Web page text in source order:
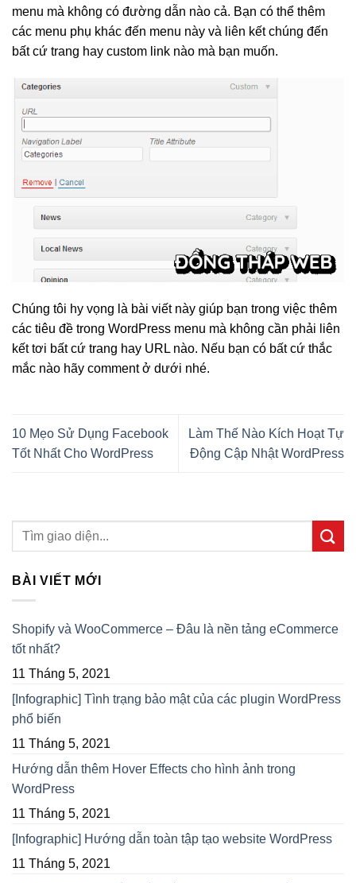
menu mà không có đường dẫn nào cả. Bạn có thể thêm
các menu phụ khác đến menu này và liên kết chúng đến
bất cứ trang hay custom link nào mà bạn muốn.
Chúng tôi hy vọng là bài viết này giúp bạn trong việc thêm
các tiêu đề trong WordPress menu mà không cần phải liên
kết tơi bất cứ trang hay URL nào. Nếu bạn có bất cứ thắc
mắc nào hãy comment ở dưới nhé.
10 Mẹo Sử Dụng Facebook
Tốt Nhất Cho WordPress
Làm Thế Nào Kích Hoạt Tự
Động Cập Nhật WordPress
BÀI VIẾT MỚI
Shopify và WooCommerce – Đâu là nền tảng eCommerce
tốt nhất?
11 Tháng 5, 2021
[Infographic] Tình trạng bảo mật của các plugin WordPress
phổ biến
11 Tháng 5, 2021
Hướng dẫn thêm Hover Effects cho hình ảnh trong
WordPress
11 Tháng 5, 2021
[Infographic] Hướng dẫn toàn tập tạo website WordPress
11 Tháng 5, 2021